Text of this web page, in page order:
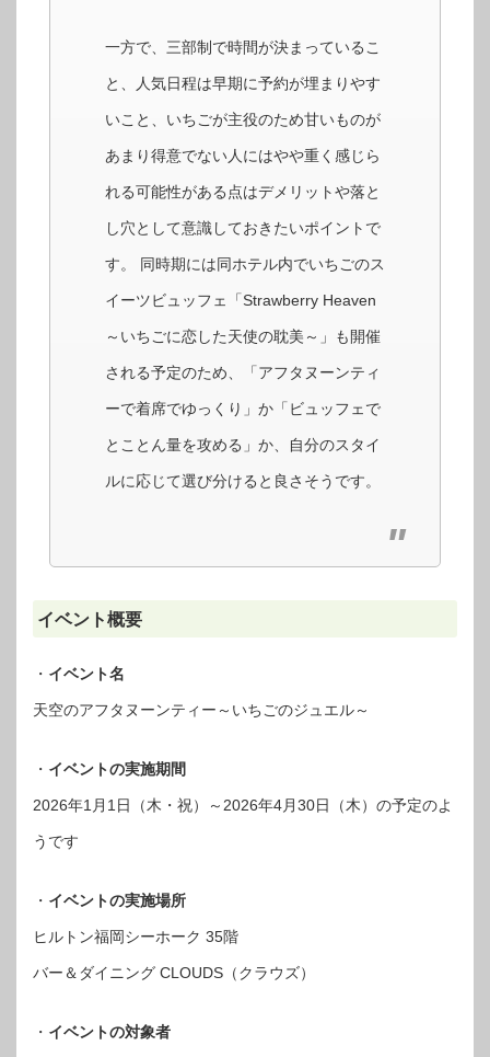
一方で、三部制で時間が決まっているこ
と、人気日程は早期に予約が埋まりやす
いこと、いちごが主役のため甘いものが
あまり得意でない人にはやや重く感じら
れる可能性がある点はデメリットや落と
し穴として意識しておきたいポイントで
す。 同時期には同ホテル内でいちごのス
イーツビュッフェ「Strawberry Heaven
～いちごに恋した天使の耽美～」も開催
される予定のため、「アフタヌーンティ
ーで着席でゆっくり」か「ビュッフェで
とことん量を攻める」か、自分のスタイ
ルに応じて選び分けると良さそうです。
イベント概要
・ イベント名
天空のアフタヌーンティー～いちごのジュエル～
・ イベントの実施期間
2026年1月1日（木・祝）～2026年4月30日（木）の予定のよ
うです
・ イベントの実施場所
ヒルトン福岡シーホーク 35階
バー＆ダイニング CLOUDS（クラウズ）
・ イベントの対象者